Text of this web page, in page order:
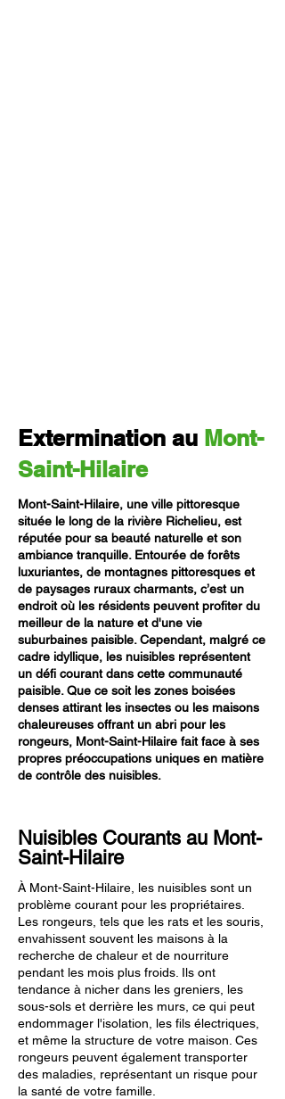
Extermination au Mont-
Saint-Hilaire
Mont-Saint-Hilaire, une ville pittoresque
située le long de la rivière Richelieu, est
réputée pour sa beauté naturelle et son
ambiance tranquille. Entourée de forêts
luxuriantes, de montagnes pittoresques et
de paysages ruraux charmants, c’est un
endroit où les résidents peuvent profiter du
meilleur de la nature et d'une vie
suburbaines paisible. Cependant, malgré ce
cadre idyllique, les nuisibles représentent
un défi courant dans cette communauté
paisible. Que ce soit les zones boisées
denses attirant les insectes ou les maisons
chaleureuses offrant un abri pour les
rongeurs, Mont-Saint-Hilaire fait face à ses
propres préoccupations uniques en matière
de contrôle des nuisibles.
Nuisibles Courants au Mont-
Saint-Hilaire
À Mont-Saint-Hilaire, les nuisibles sont un
problème courant pour les propriétaires.
Les rongeurs, tels que les rats et les souris,
envahissent souvent les maisons à la
recherche de chaleur et de nourriture
pendant les mois plus froids. Ils ont
tendance à nicher dans les greniers, les
sous-sols et derrière les murs, ce qui peut
endommager l'isolation, les fils électriques,
et même la structure de votre maison. Ces
rongeurs peuvent également transporter
des maladies, représentant un risque pour
la santé de votre famille.